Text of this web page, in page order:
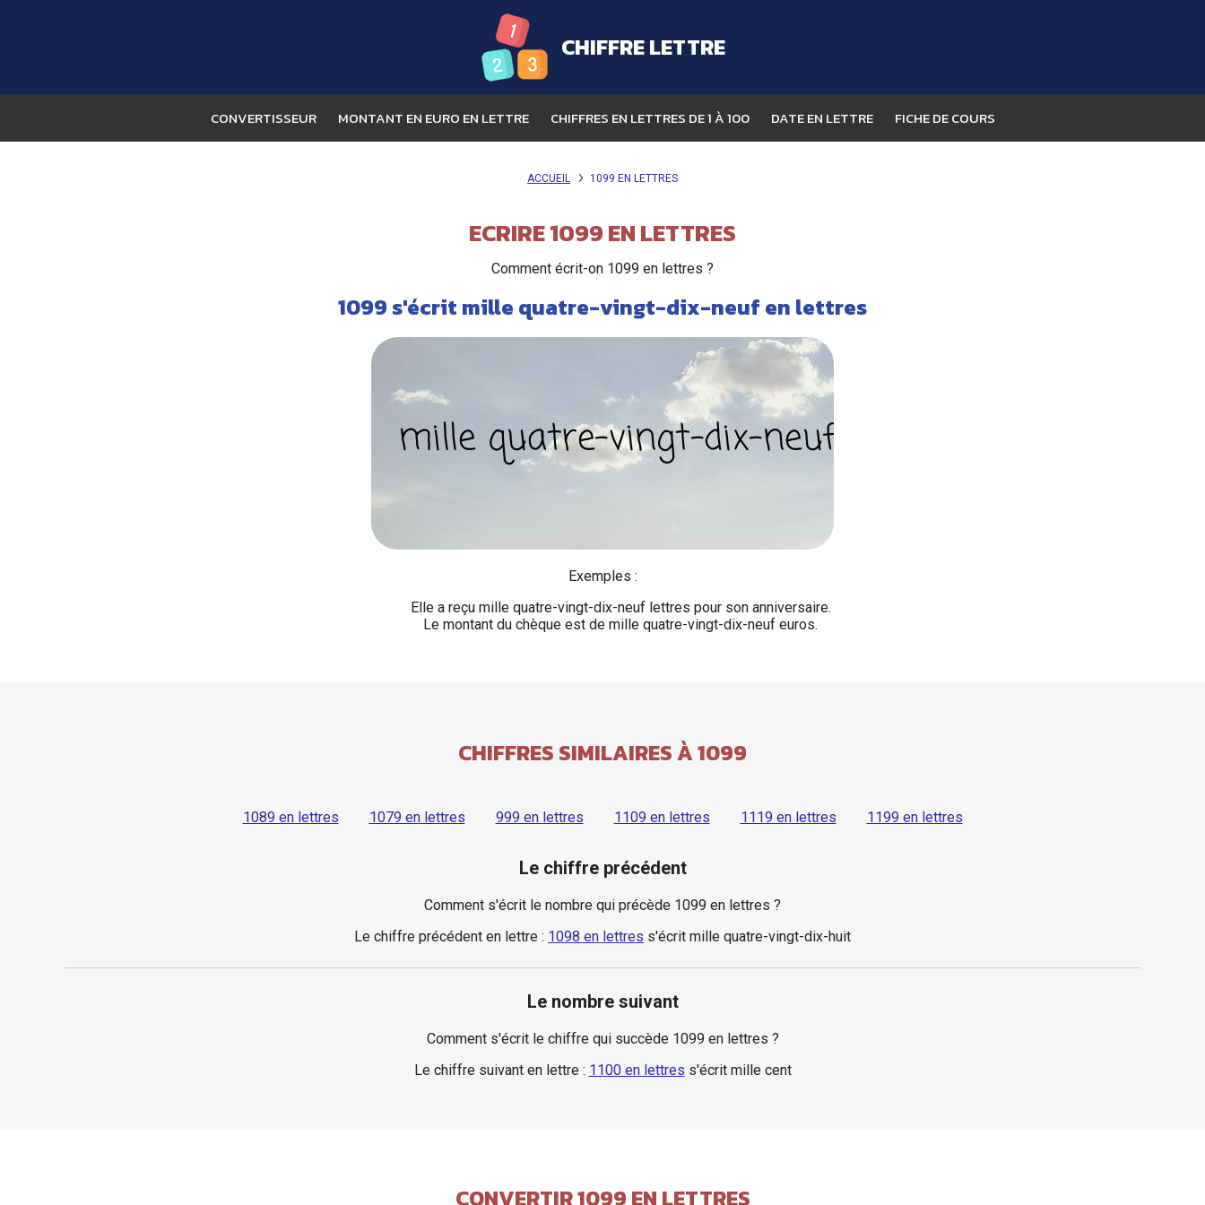
CHIFFRE LETTRE
CONVERTISSEUR MONTANT EN EURO EN LETTRE CHIFFRES EN LETTRES DE 1 À 100 DATE EN LETTRE FICHE DE COURS
ACCUEIL 1099 EN LETTRES
ECRIRE 1099 EN LETTRES
Comment écrit-on 1099 en lettres ?
1099 s'écrit mille quatre-vingt-dix-neuf en lettres
Exemples :
Elle a reçu mille quatre-vingt-dix-neuf lettres pour son anniversaire.
Le montant du chèque est de mille quatre-vingt-dix-neuf euros.
CHIFFRES SIMILAIRES À 1099
1089 en lettres 1079 en lettres 999 en lettres 1109 en lettres 1119 en lettres 1199 en lettres
Le chiffre précédent
Comment s'écrit le nombre qui précède 1099 en lettres ?
Le chiffre précédent en lettre : 1098 en lettres s'écrit mille quatre-vingt-dix-huit
Le nombre suivant
Comment s'écrit le chiffre qui succède 1099 en lettres ?
Le chiffre suivant en lettre : 1100 en lettres s'écrit mille cent
CONVERTIR 1099 EN LETTRES